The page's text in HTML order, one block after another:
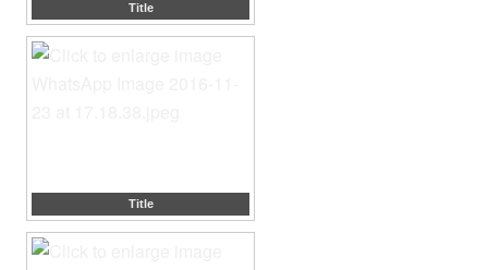
Title
Title